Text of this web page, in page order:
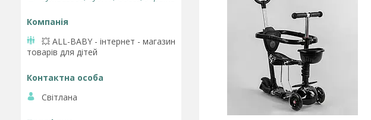
💥 ALL-BABY - інтернет - магазин
товарів для дітей
Світлана